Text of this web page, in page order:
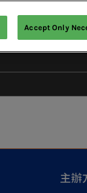
Accept Only